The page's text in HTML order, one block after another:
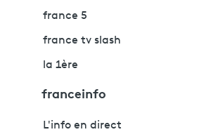
france 5
france tv slash
la 1ère
franceinfo
L'info en direct